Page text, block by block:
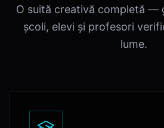
O suită creativă completă
școli, elevi și profesori
lume.